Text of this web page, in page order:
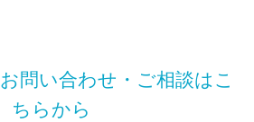
問い合わせ・ご相談はこ
ちらから